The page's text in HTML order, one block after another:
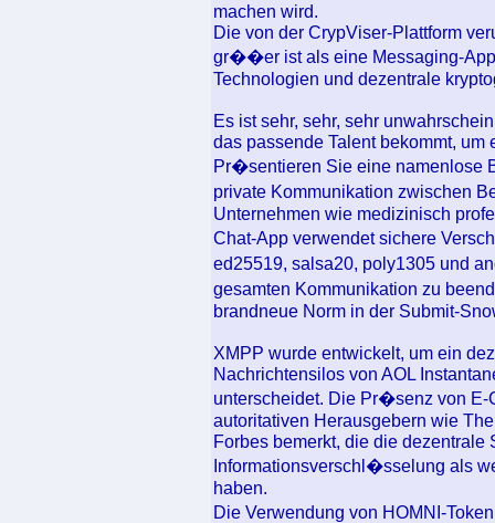
machen wird.
Die von der CrypViser-Plattform
gr��er ist als eine Messaging-
Technologien und dezentrale
Es ist sehr, sehr, sehr
das passende Talent bekommt,
Pr�sentieren Sie eine namenlose
private Kommunikation zwischen
Unternehmen wie medizinisch
Chat-App verwendet sichere
ed25519, salsa20, poly1305 und
gesamten Kommunikation zu
brandneue Norm in der Submit-
XMPP wurde entwickelt, um ein
Nachrichtensilos von AOL
unterscheidet. Die Pr�senz von
autoritativen Herausgebern wie
Forbes bemerkt, die die dezentrale
Informationsverschl�sselung als
haben.
Die Verwendung von HOMNI-